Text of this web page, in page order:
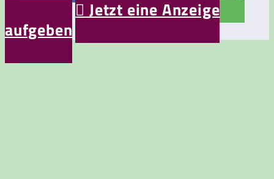
aufgeben Jetzt eine Anzeige
aufgeben